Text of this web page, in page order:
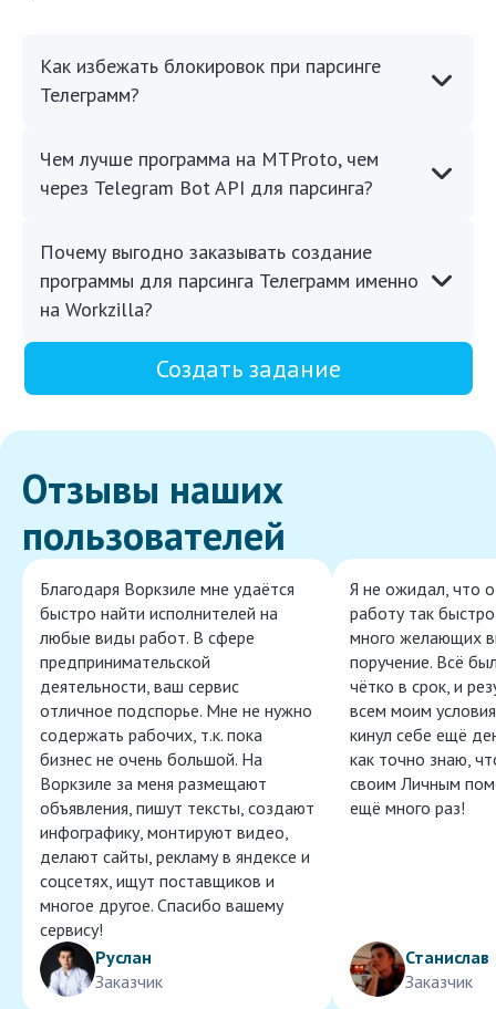
Как избежать блокировок при парсинге
Телеграмм?
Чем лучше программа на MTProto, чем
через Telegram Bot API для парсинга?
Почему выгодно заказывать создание
программы для парсинга Телеграмм именно
на Workzilla?
Создать задание
Отзывы наших
пользователей
Благодаря Воркзиле мне удаётся
быстро найти исполнителей на
любые виды работ. В сфере
предпринимательской
деятельности, ваш сервис
отличное подспорье. Мне не нужно
содержать рабочих, т.к. пока
бизнес не очень большой. На
Воркзиле за меня размещают
объявления, пишут тексты, создают
инфографику, монтируют видео,
делают сайты, рекламу в яндексе и
соцсетях, ищут поставщиков и
многое другое. Спасибо вашему
сервису!
Руслан
Заказчик
Я не ожидал, что
работу так
много желающих
поручение. Всё
чётко в срок, и
всем моим
кинул себе ещё
как точно знаю,
своим Личным
ещё много раз!
Станислав
Заказчик